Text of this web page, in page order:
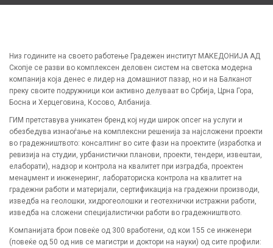
Низ годините на своето работење Градежен институт МАКЕДОНИЈА АД
Скопје се разви во комплексен деловен систем на светска модерна
компанија која денес е лидер на домашниот пазар, но и на Балканот
преку своите подружници кои активно делуваат во Србија, Црна Гора,
Босна и Херцеговина, Косово, Албанија.
ГИМ претставува уникатен бренд кој нуди широк опсег на услуги и
обезбедува изнаоѓање на комплексни решенија за најсложени проекти
во градежништвото: консалтинг во сите фази на проектите (изработка и
ревизија на студии, урбанистички планови, проекти, тендери, извештаи,
елаборати), надзор и контрола на квалитет при изградба, проектен
менаџмент и инженеринг, лабораториска контрола на квалитет на
градежни работи и материјали, сертификација на градежни производи,
изведба на геолошки, хидрогеолошки и геотехнички истражни работи,
изведба на сложени специјалистички работи во градежништвото.
Компанијата брои повеќе од 300 вработени, од кои 155 се инженери
(повеќе од 50 од нив се магистри и доктори на науки) од сите профили: